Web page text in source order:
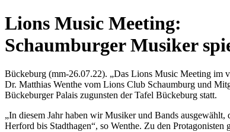
Lions Music Meeting:
Schaumburger Musiker
Bückeburg (mm-26.07.22). „Das Lions Music Meeting im
Dr. Matthias Wenthe vom Lions Club Schaumburg und
Bückeburger Palais zugunsten der Tafel Bückeburg statt.
„In diesem Jahr haben wir Musiker und Bands
Herford bis Stadthagen“, so Wenthe. Zu den